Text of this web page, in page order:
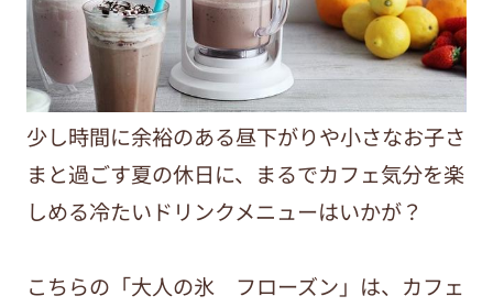
少し時間に余裕のある昼下がりや小さなお子さ
まと過ごす夏の休日に、まるでカフェ気分を楽
しめる冷たいドリンクメニューはいかが？
こちらの「大人の氷 フローズン」は、カフェ